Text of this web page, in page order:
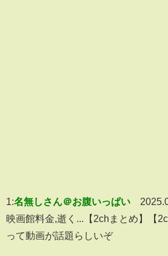
1:名無しさん＠お腹いっぱい
映画館料金,逝く...【2chまとめ】【
って動画が話題らしいぞ